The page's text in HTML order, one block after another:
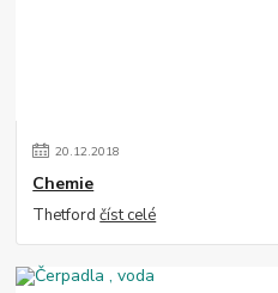
20.12.2018
Chemie
Thetfordčíst celé